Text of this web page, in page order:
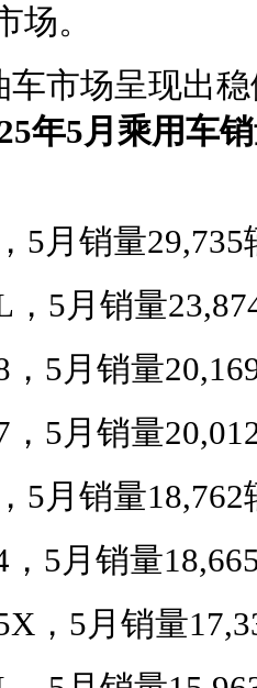
场。
市场呈现出
年5月乘用车
5月销量
，5月销量
5月销量
5月销量
5月销量
，5月销量
，5月销量